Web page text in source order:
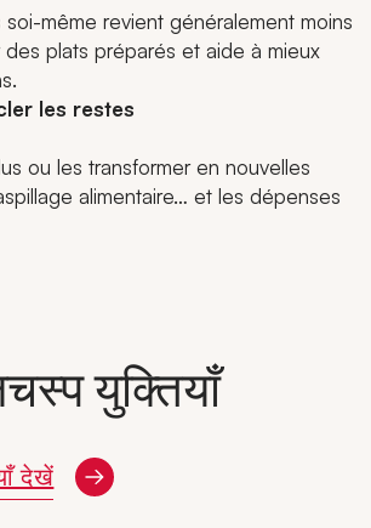
même revient généralement moins
des plats préparés et aide à mieux
les restes
ou les transformer en nouvelles
alimentaire… et les dépenses
युक्तियाँ
देखें